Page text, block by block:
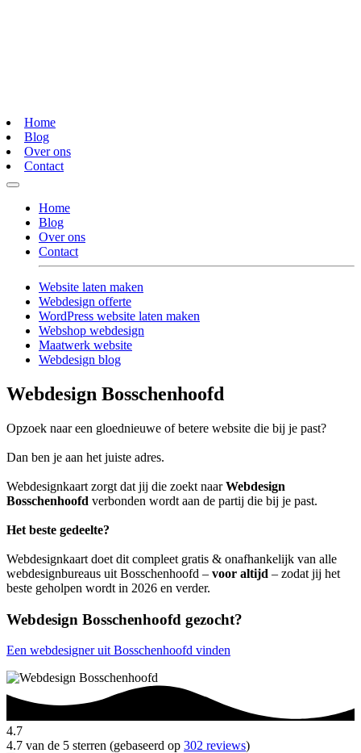
Home
Blog
Over ons
Contact
Home
Blog
Over ons
Contact
Website laten maken
Webdesign offerte
WordPress website laten maken
Webshop webdesign
Maatwerk website
Webdesign blog
Webdesign Bosschenhoofd
Opzoek naar een gloednieuwe of betere website die bij je past?
Dan ben je aan het juiste adres.
Webdesignkaart zorgt dat jij die zoekt naarWebdesign
Bosschenhoofd verbonden wordt aan de partij die bij je past.
Het beste gedeelte?
Webdesignkaart doet dit compleet gratis & onafhankelijk van alle
webdesignbureaus uit Bosschenhoofd – voor altijd – zodat jij het
beste geholpen wordt in 2026 en verder.
Webdesign Bosschenhoofd gezocht?
Een webdesigner uit Bosschenhoofd vinden
4.7
4.7 van de 5 sterren (gebaseerd op 302 reviews)